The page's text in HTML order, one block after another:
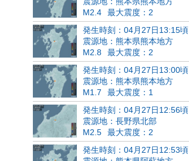
M2.4
最大震度：2
発生時刻：04月27日13:15頃
震源地：熊本県熊本地方
M2.8
最大震度：2
発生時刻：04月27日13:00頃
震源地：熊本県熊本地方
M1.7
最大震度：1
発生時刻：04月27日12:56頃
震源地：長野県北部
M2.5
最大震度：2
発生時刻：04月27日12:53頃